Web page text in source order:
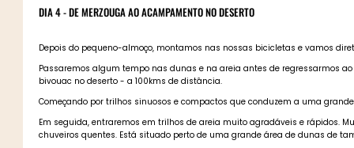
DIA 4 - DE MERZOUGA AO ACAMPAMENTO NO DESERTO
Depois do pequeno-almoço, montamos nas nossas bicicletas e vamos
Passaremos algum tempo nas dunas e na areia antes de regressarmos
bivouac no deserto - a 100kms de distância.
Começando por trilhos sinuosos e compactos que conduzem a uma
Em seguida, entraremos em trilhos de areia muito agradáveis e rápidos.
chuveiros quentes. Está situado perto de uma grande área de dunas de